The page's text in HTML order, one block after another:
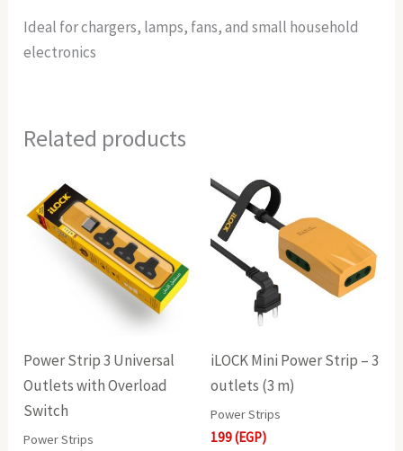
Ideal for chargers, lamps, fans, and small household
electronics
Related products
Power Strip 3 Universal
Outlets with Overload
Switch
Power Strips
iLOCK Mini Power Strip – 3
outlets (3 m)
Power Strips
199(EGP)